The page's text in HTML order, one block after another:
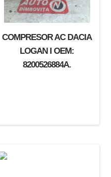
COMPRESOR AC DACIA
LOGAN I OEM:
8200526884A.